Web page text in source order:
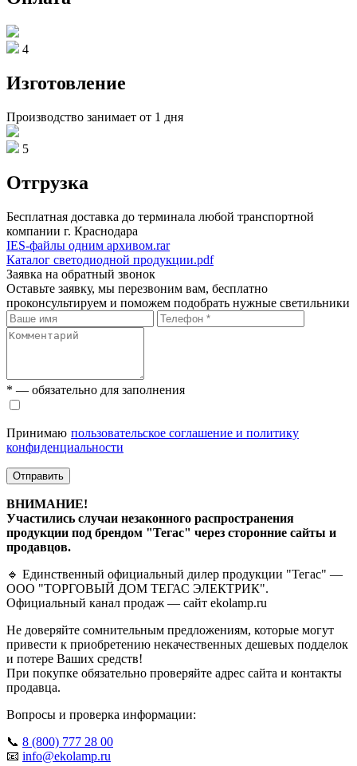
4
Изготовление
Производство занимает от 1 дня
5
Отгрузка
Бесплатная доставка до терминала любой транспортной
компании г. Краснодара
IES-файлы одним архивом.rar
Каталог светодиодной продукции.pdf
Заявка на обратный звонок
Оставьте заявку, мы перезвоним вам, бесплатно
проконсультируем и поможем подобрать нужные светильники
* — обязательно для заполнения
Принимаю пользовательское соглашение и политику
конфиденциальности
Отправить
ВНИМАНИЕ!
Участились случаи незаконного распространения
продукции под брендом "Тегас" через сторонние сайты и
продавцов.
🔹 Единственный официальный дилер продукции "Тегас" —
ООО "ТОРГОВЫЙ ДОМ ТЕГАС ЭЛЕКТРИК".
Официальный канал продаж — сайт ekolamp.ru
Не доверяйте сомнительным предложениям, которые могут
привести к приобретению некачественных дешевых подделок
и потере Ваших средств!
При покупке обязательно проверяйте адрес сайта и контакты
продавца.
Вопросы и проверка информации:
📞 8 (800) 777 28 00
📧 info@ekolamp.ru